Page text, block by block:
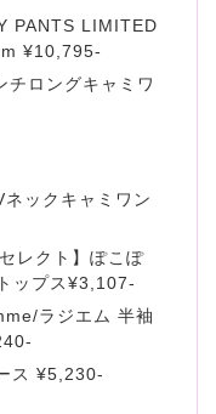
PANTS LIMITED
¥10,795-
ロングキャミワ
ックキャミワン
レクト】ぽこぽ
ップス¥3,107-
ラジエム 半袖
ス ¥5,230-